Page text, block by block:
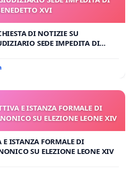
XVI
DI NOTIZIE SU
SEDE IMPEDITA DI
E ISTANZA FORMALE DI
SU ELEZIONE LEONE XIV
ISTANZA FORMALE DI
SU ELEZIONE LEONE XIV